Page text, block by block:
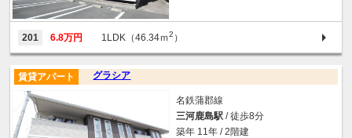
201 6.8万円 1LDK（46.34ｍ2 ）
グラシア
賃貸アパート
名鉄蒲郡線
三河鹿島駅 / 徒歩8分
築年 11年 / 2階建